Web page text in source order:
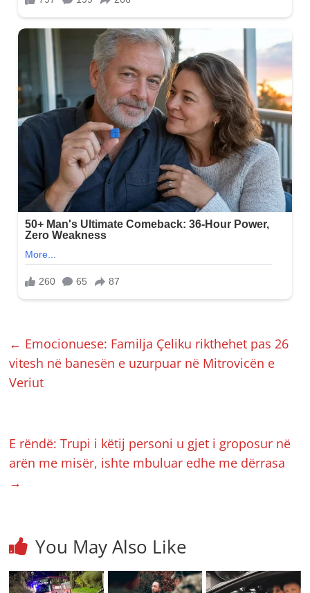
← Emocionuese: Familja Çeliku rikthehet pas 26
vitesh në banesën e uzurpuar në Mitrovicën e
Veriut
E rëndë: Trupi i këtij personi u gjet i groposur në
arën me misër, ishte mbuluar edhe me dërrasa
→
You May Also Like